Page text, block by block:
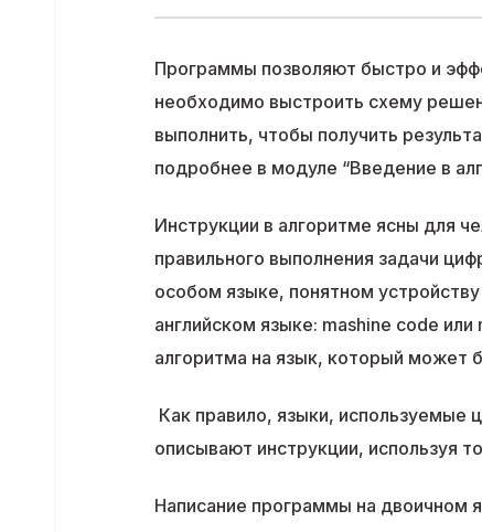
Программы позволяют быстро и
необходимо выстроить схему
выполнить, чтобы получить
подробнее в модуле “Введение в
Инструкции в алгоритме ясны для
правильного выполнения задачи
особом языке, понятном
английском языке: mashine code
алгоритма на язык, который может
Как правило, языки,
описывают инструкции, используя
Написание программы на двоичном